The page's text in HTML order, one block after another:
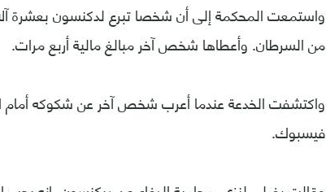
واستمعت المحكمة إلى أن شخصا تبرع لدكنسون بعشرة
من السرطان. وأعطاها شخص آخر مبالغ مالية أربع مرات.
واكتشفت الخدعة عندما أعرب شخص آخر عن شكوكه
فيسبوك.